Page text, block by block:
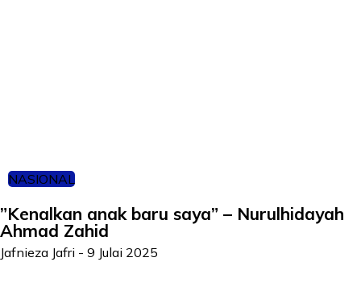
NASIONAL
”Kenalkan anak baru saya” – Nurulhidayah
Ahmad Zahid
Jafnieza Jafri - 9 Julai 2025